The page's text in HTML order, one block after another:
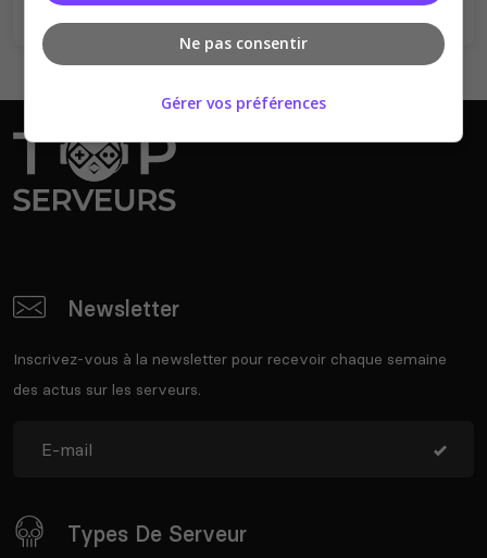
Newsletter
Inscrivez-vous à la newsletter pour recevoir chaque semaine
des actus sur les serveurs.
Types De Serveur
Ne pas consentir
Gérer vos préférences